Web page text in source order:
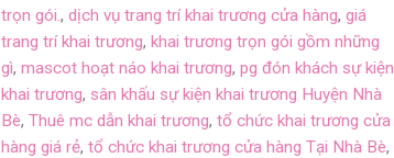
trọn gói., dịch vụ trang trí khai trương cửa hàng, giá
trang trí khai trương, khai trương trọn gói gồm những
gì, mascot hoạt náo khai trương, pg đón khách sự kiện
khai trương, sân khấu sự kiện khai trương Huyện Nhà
Bè, Thuê mc dẫn khai trương, tổ chức khai trương cửa
hàng giá rẻ, tổ chức khai trương cửa hàng Tại Nhà Bè,